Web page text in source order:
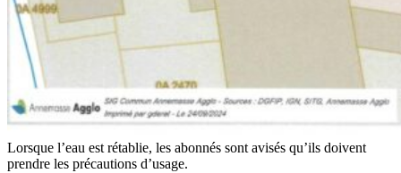
Lorsque l’eau est rétablie, les abonnés sont avisés qu’ils doivent
prendre les précautions d’usage.